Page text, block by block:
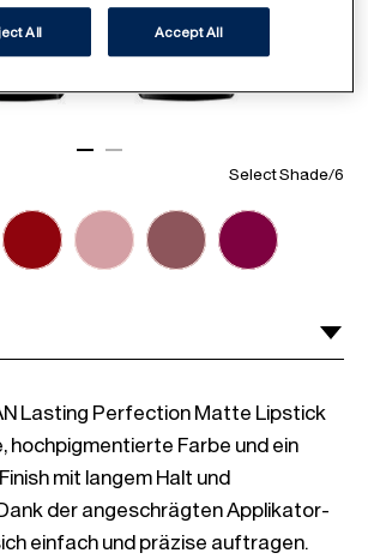
Select Shade/6
Lasting Perfection Matte Lipstick
hochpigmentierte Farbe und ein
mit langem Halt und
der angeschrägten Applikator-
einfach und präzise auftragen.
All Accept All